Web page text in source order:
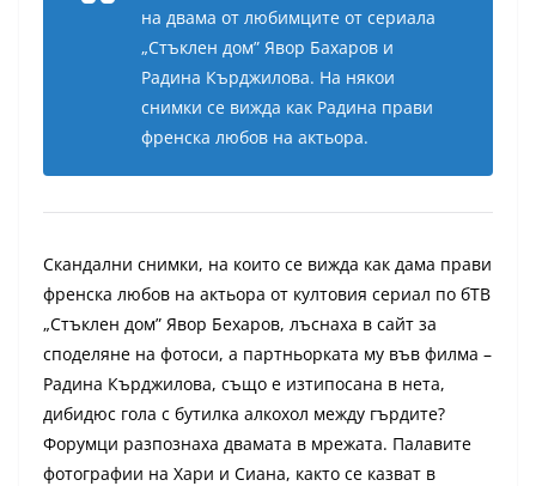
на двама от любимците от сериала
„Стъклен дом” Явор Бахаров и
Радина Кърджилова. На някои
снимки се вижда как Радина прави
френска любов на актьора.
Скандални снимки, на които се вижда как дама прави
френска любов на актьора от култовия сериал по бТВ
„Стъклен дом” Явор Бехаров, лъснаха в сайт за
споделяне на фотоси, а партньорката му във филма –
Радина Кърджилова, също е изтипосана в нета,
дибидюс гола с бутилка алкохол между гърдите?
Форумци разпознаха двамата в мрежата. Палавите
фотографии на Хари и Сиана, както се казват в